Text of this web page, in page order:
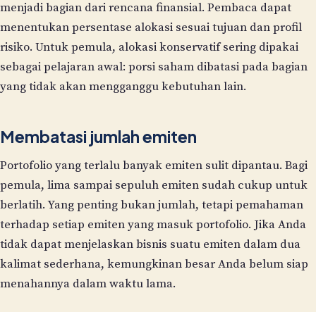
menjadi bagian dari rencana finansial. Pembaca dapat
menentukan persentase alokasi sesuai tujuan dan profil
risiko. Untuk pemula, alokasi konservatif sering dipakai
sebagai pelajaran awal: porsi saham dibatasi pada bagian
yang tidak akan mengganggu kebutuhan lain.
Membatasi jumlah emiten
Portofolio yang terlalu banyak emiten sulit dipantau. Bagi
pemula, lima sampai sepuluh emiten sudah cukup untuk
berlatih. Yang penting bukan jumlah, tetapi pemahaman
terhadap setiap emiten yang masuk portofolio. Jika Anda
tidak dapat menjelaskan bisnis suatu emiten dalam dua
kalimat sederhana, kemungkinan besar Anda belum siap
menahannya dalam waktu lama.